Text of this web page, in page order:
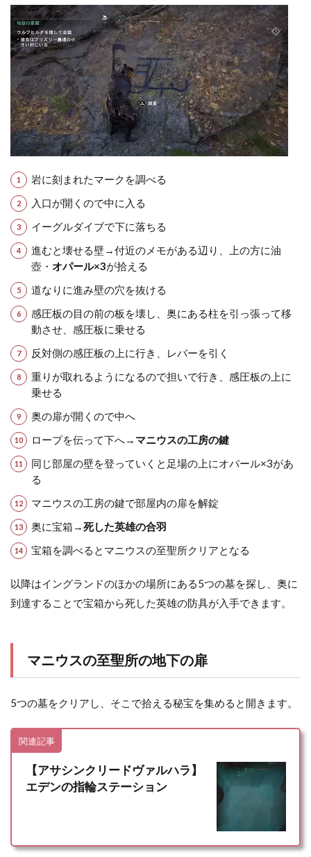
岩に刻まれたマークを調べる
入口が開くので中に入る
イーグルダイブで下に落ちる
進むと壊せる壁→付近のメモがある辺り、上の方に油
壺・ オパール×3が拾える
道なりに進み壁の穴を抜ける
感圧板の目の前の板を壊し、奥にある柱を引っ張って移
動させ、感圧板に乗せる
反対側の感圧板の上に行き、レバーを引く
重りが取れるようになるので担いで行き、感圧板の上に
乗せる
奥の扉が開くので中へ
ロープを伝って下へ→ マニウスの工房の鍵
同じ部屋の壁を登っていくと足場の上にオパール×3があ
る
マニウスの工房の鍵で部屋内の扉を解錠
奥に宝箱→死した英雄の合羽
宝箱を調べるとマニウスの至聖所クリアとなる
以降はイングランドのほかの場所にある5つの墓を探し、奥に
到達することで宝箱から死した英雄の防具が入手できます。
マニウスの至聖所の地下の扉
5つの墓をクリアし、そこで拾える秘宝を集めると開きます。
関連記事
【アサシンクリードヴァルハラ】
エデンの指輪ステーション